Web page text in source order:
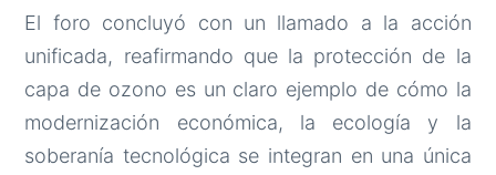
El foro concluyó con un llamado a la acción
unificada, reafirmando que la protección de la
capa de ozono es un claro ejemplo de cómo la
modernización económica, la ecología y la
soberanía tecnológica se integran en una única